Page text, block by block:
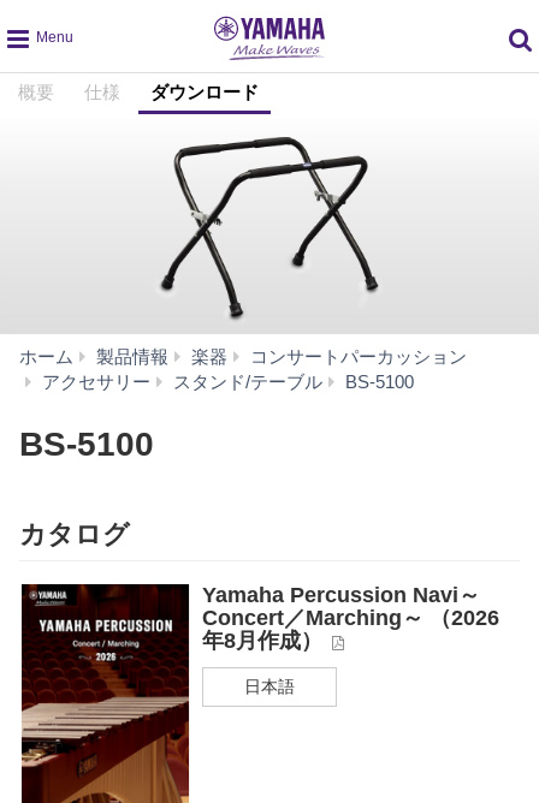
global
navigation
概要 仕様 ダウンロード
ホーム 製品情報 楽器
コンサートパーカッション
アクセサリー
スタンド/テーブル BS-5100
BS-5100
カタログ
Yamaha Percussion Navi～
Concert／Marching～ （2026
年8月作成）
日本語